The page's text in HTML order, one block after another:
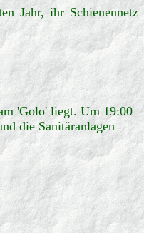
Jahr, ihr Schienennetz
'Golo' liegt. Um 19:00
die Sanitäranlagen